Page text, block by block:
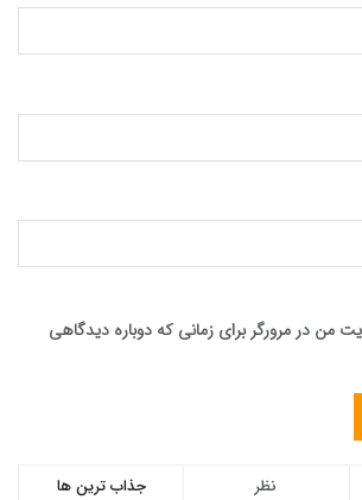
من در مرورگر برای زمانی که دوباره دیدگاهی
جذاب ترین ها نظر